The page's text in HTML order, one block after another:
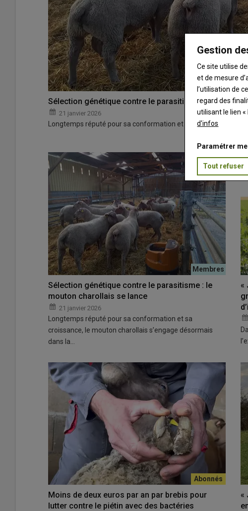
Sélection génétique contre le parasitisme : le mouton
21 janvier 2026
Longtemps réputé pour sa conformation et sa croissance, le
Sélection génétique contre le parasitisme : le
mouton charollais se lance
21 janvier 2026
Longtemps réputé pour sa conformation et sa
croissance, le mouton charollais s’engage désormais
dans la…
«
Moins de deux euros par an par brebis pour
lutter contre le piétin avec des bactéries
«
Gestion
Ce site utilise
et de mesure
l’utilisation de
regard des
utilisant le lien
d'infos
Paramétrer
Tout refuser